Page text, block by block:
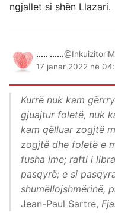
ngjallet si shën Llazari.
..... ......
17 janar 2022 në
Kurrë nuk kam
gjuajtur foletë, nuk
kam qëlluar zogjtë
zogjtë dhe foletë e
fusha ime; rafti i
pasqyrë; e si
shumëllojshmërinë,
Jean-Paul Sartre,